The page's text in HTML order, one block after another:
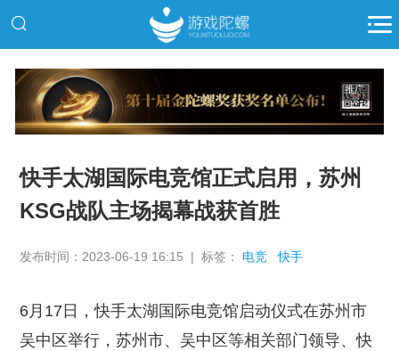
推广
快手太湖国际电竞馆正式启用，苏州
KSG战队主场揭幕战获首胜
发布时间：2023-06-19 16:15 | 标签： 电竞 快手
6月17日，快手太湖国际电竞馆启动仪式在苏州市
吴中区举行，苏州市、吴中区等相关部门领导、快